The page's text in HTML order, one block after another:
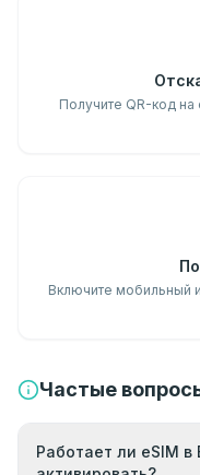
Получите QR-код на
Включите мобильный
Частые
Работает ли eSIM в